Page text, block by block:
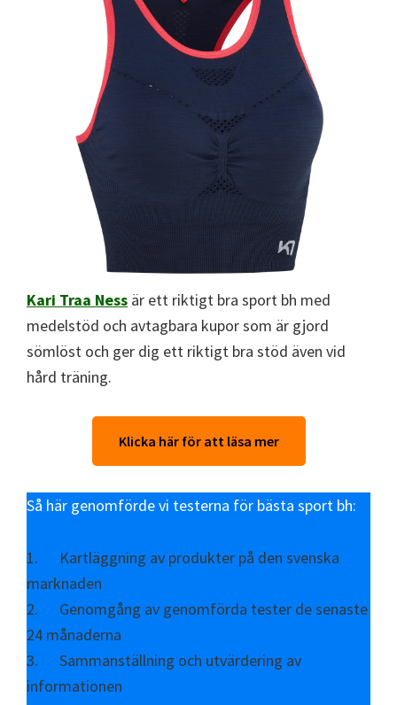
Kari Traa Ness är ett riktigt bra sport bh med
medelstöd och avtagbara kupor som är gjord
sömlöst och ger dig ett riktigt bra stöd även vid
hård träning.
Klicka här för att läsa mer
Så här genomförde vi testerna för bästa sport bh:
1. Kartläggning av produkter på den svenska
marknaden
2. Genomgång av genomförda tester de senaste
24 månaderna
3. Sammanställning och utvärdering av
informationen